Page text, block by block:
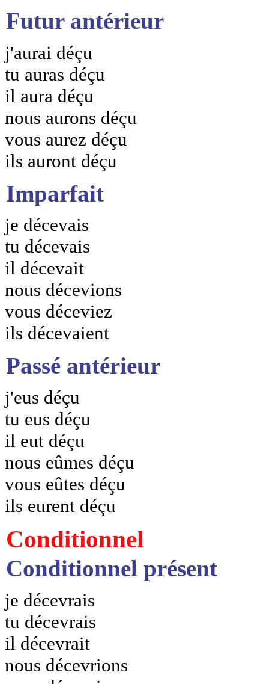
Futur antérieur
j'aurai déçu
tu auras déçu
il aura déçu
nous aurons déçu
vous aurez déçu
ils auront déçu
Imparfait
je décevais
tu décevais
il décevait
nous décevions
vous déceviez
ils décevaient
Passé antérieur
j'eus déçu
tu eus déçu
il eut déçu
nous eûmes déçu
vous eûtes déçu
ils eurent déçu
Conditionnel
Conditionnel présent
je décevrais
tu décevrais
il décevrait
nous décevrions